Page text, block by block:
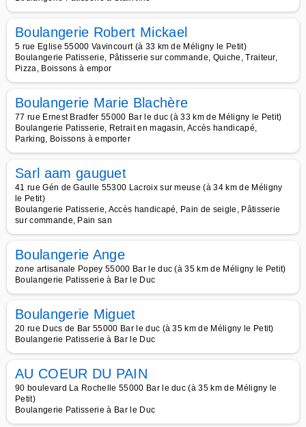
Boulangerie Robert Mickael
5 rue Eglise 55000 Vavincourt (à 33 km de Méligny le Petit)
Boulangerie Patisserie, Pâtisserie sur commande, Quiche, Traiteur,
Pizza, Boissons à empor
Boulangerie Marie Blachère
77 rue Ernest Bradfer 55000 Bar le duc (à 33 km de Méligny le Petit)
Boulangerie Patisserie, Retrait en magasin, Accès handicapé,
Parking, Boissons à emporter
Sarl aam gauguet
41 rue Gén de Gaulle 55300 Lacroix sur meuse (à 34 km de Méligny
le Petit)
Boulangerie Patisserie, Accès handicapé, Pain de seigle, Pâtisserie
sur commande, Pain san
Boulangerie Ange
zone artisanale Popey 55000 Bar le duc (à 35 km de Méligny le Petit)
Boulangerie Patisserie à Bar le Duc
Boulangerie Miguet
20 rue Ducs de Bar 55000 Bar le duc (à 35 km de Méligny le Petit)
Boulangerie Patisserie à Bar le Duc
AU COEUR DU PAIN
90 boulevard La Rochelle 55000 Bar le duc (à 35 km de Méligny le
Petit)
Boulangerie Patisserie à Bar le Duc